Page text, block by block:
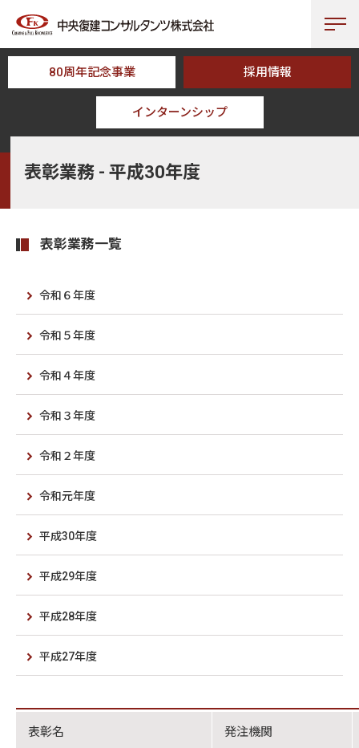
80周年記念事業 採用情報
インターンシップ
表彰業務 表彰業務 - 平成30年度
表彰業務 - 平成30年度
表彰業務一覧
令和６年度
令和５年度
令和４年度
令和３年度
令和２年度
令和元年度
平成30年度
平成29年度
平成28年度
平成27年度
表彰名 発注機関